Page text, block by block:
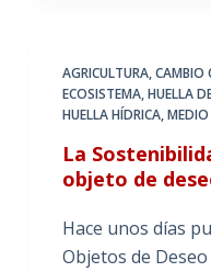
AGRICULTURA,CAMBIO
ECOSISTEMA,HUELLA
HUELLA HÍDRICA,
La
objeto de
Hace unos días
Objetos de